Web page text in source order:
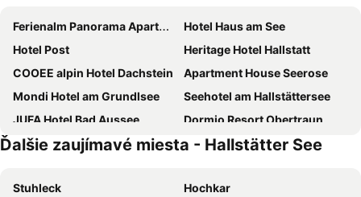
Ferienalm Panorama Apartments
Hotel Haus am See
Hotel Post
Heritage Hotel Hallstatt
COOEE alpin Hotel Dachstein
Apartment House Seerose
Mondi Hotel am Grundlsee
Seehotel am Hallstättersee
JUFA Hotel Bad Aussee
Dormio Resort Obertraun
Vital - Und Wellnesshotel Hanneshof
Seewirt Zauner
Hotel Kielhuberhof
Aktivhotel Pehab
Ďalšie zaujímavé miesta - Hallstätter See
Stuhleck
Hochkar